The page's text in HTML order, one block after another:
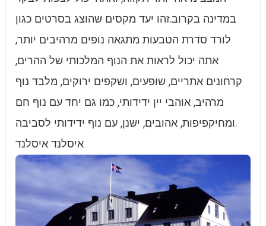
במדינה בקרוב.זהו יעד מקסים שהוצג בסרטים כגון
לורד סדרת הטבעות מתגאה נופים מרהיבים יותר,
אתה יכול לראות את הנוף המלכותי של ההרים,
קרחונים אתריים, שופעים, ושקפים ירוקים, מלבד נוף
מרהיב, אוהבי יין ידידותי, כמו גם יחד עם נוף חם
ומחיקפיפות, אהובים, ישנן, עם נוף ידידותי לסביבה.
איסלנד איסלנד